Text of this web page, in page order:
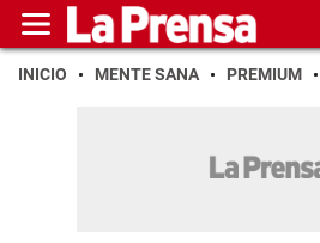
INICIO MENTE SANA PREMIUM